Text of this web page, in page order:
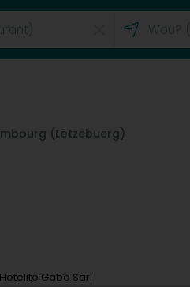
(Lëtzebuerg)
Hotelito Gabo Sàrl